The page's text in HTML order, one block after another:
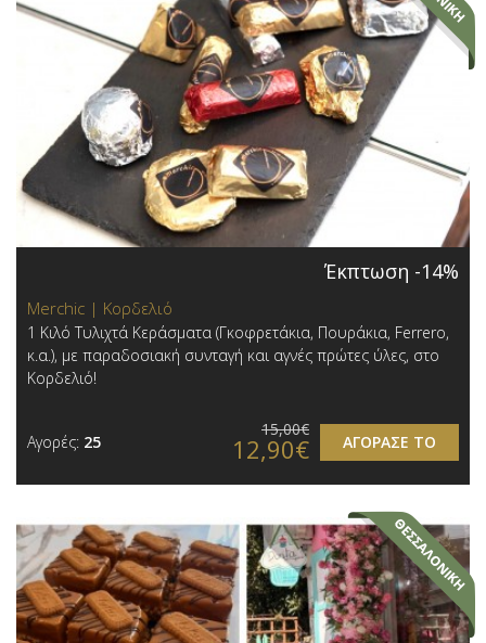
Έκπτωση -14%
Merchic | Κορδελιό
1 Κιλό Τυλιχτά Κεράσματα (Γκοφρετάκια, Πουράκια, Ferrero,
κ.α.), με παραδοσιακή συνταγή και αγνές πρώτες ύλες, στο
Κορδελιό!
Αγορές: 25 ΑΓΟΡΑΣΕ ΤΟ
15,00€
12,90€